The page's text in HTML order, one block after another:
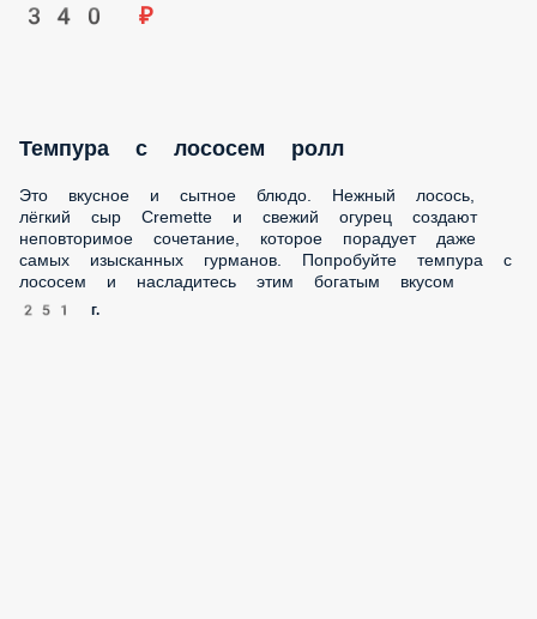
Cremette и свежий огурец создают неповторимое
сочетание, которое порадует даже самых изысканных
гурманов. Попробуйте темпура с лососем и насладитесь
этим богатым вкусом
251 г.
370 ₽